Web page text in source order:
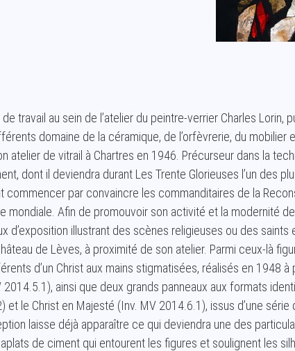
travail au sein de l’atelier du peintre-verrier Charles Lorin,
domaine de la céramique, de l’orfèvrerie, du mobilier
atelier de vitrail à Chartres en 1946. Précurseur dans la
dont il deviendra durant Les Trente Glorieuses l’un des
commencer par convaincre les commanditaires de la
mondiale. Afin de promouvoir son activité et la modernité
d’exposition illustrant des scènes religieuses ou des saints
de Lèves, à proximité de son atelier. Parmi ceux-là
d’un Christ aux mains stigmatisées, réalisés en 1948 à
2014.5.1), ainsi que deux grands panneaux aux formats
et le Christ en Majesté (Inv. MV 2014.6.1), issus d’une
laisse déjà apparaître ce qui deviendra une des
de ciment qui entourent les figures et soulignent les